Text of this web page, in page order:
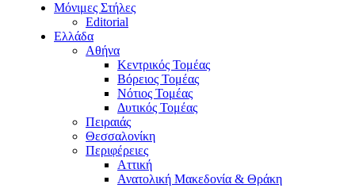
Μόνιμες Στήλες
Editorial
Ελλάδα
Αθήνα
Κεντρικός Τομέας
Βόρειος Τομέας
Νότιος Τομέας
Δυτικός Τομέας
Πειραιάς
Θεσσαλονίκη
Περιφέρειες
Αττική
Ανατολική Μακεδονία & Θράκη